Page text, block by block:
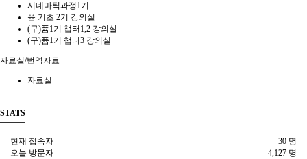
시네마틱과정1기
퓸 기초 2기 강의실
(구)퓸1기 챕터1,2 강의실
(구)퓸1기 챕터3 강의실
자료실/번역자료
자료실
STATS
30 명
현재 접속자
4,127 명
오늘 방문자